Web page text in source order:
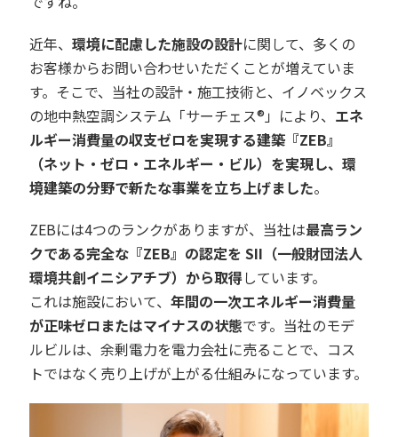
近年、環境に配慮した施設の設計に関して、多くの
お客様からお問い合わせいただくことが増えていま
す。そこで、当社の設計・施工技術と、イノベックス
の地中熱空調システム「サーチェス®」により、 エネ
ルギー消費量の収支ゼロを実現する建築『ZEB』
（ネット・ゼロ・エネルギー・ビル）を実現し、環
境建築の分野で新たな事業を立ち上げました。
ZEBには4つのランクがありますが、当社は最高ラン
クである完全な『ZEB』の認定を SII（一般財団法人
環境共創イニシアチブ）から取得しています。
これは施設において、年間の一次エネルギー消費量
が正味ゼロまたはマイナスの状態です。当社のモデ
ルビルは、余剰電力を電力会社に売ることで、コス
トではなく売り上げが上がる仕組みになっています。